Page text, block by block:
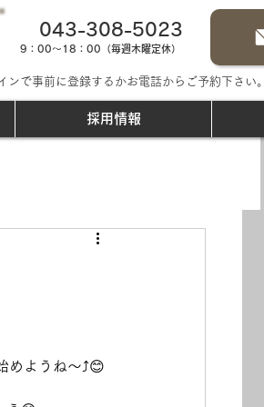
043-308-5023
9：00～18：00（毎週木曜定休）
で事前に登録するかお電話からご予約下さい。
採用情報
めようね～⤴😊